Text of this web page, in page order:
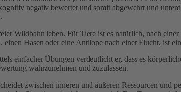
negativ bewertet und somit abgewehrt und
Wildbahn leben. Für Tiere ist es natürlich, nach
Hasen oder eine Antilope nach einer Flucht, ist
einfacher Übungen verdeutlicht er, dass es
wahrzunehmen und zuzulassen.
zwischen inneren und äußeren Ressourcen und